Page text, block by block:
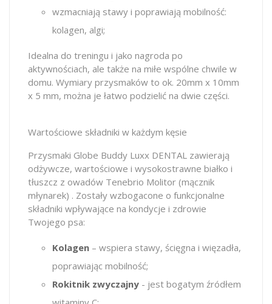
wzmacniają stawy i poprawiają mobilność:
kolagen, algi;
Idealna do treningu i jako nagroda po
aktywnościach, ale także na miłe wspólne chwile w
domu. Wymiary przysmaków to ok. 20mm x 10mm
x 5 mm, można je łatwo podzielić na dwie części.
Wartościowe składniki w każdym kęsie
Przysmaki Globe Buddy Luxx DENTAL zawierają
odżywcze, wartościowe i wysokostrawne białko i
tłuszcz z owadów Tenebrio Molitor (mącznik
młynarek) . Zostały wzbogacone o funkcjonalne
składniki wpływające na kondycje i zdrowie
Twojego psa:
Kolagen – wspiera stawy, ścięgna i więzadła,
poprawiając mobilność;
Rokitnik zwyczajny - jest bogatym źródłem